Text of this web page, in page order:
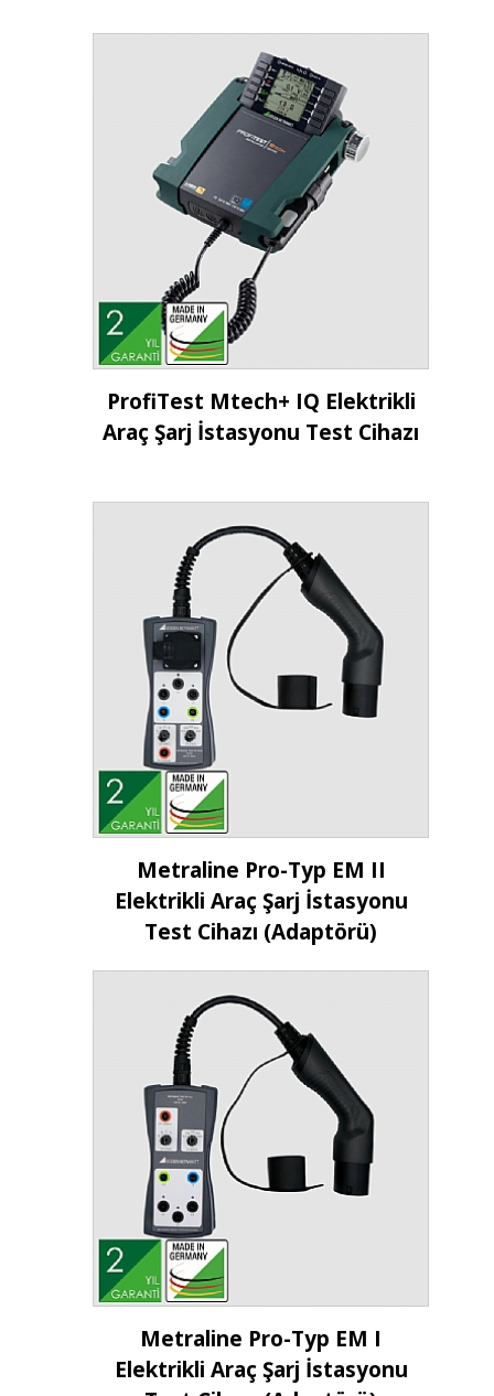
İncele
ProfiTest Mtech+ IQ Elektrikli
Araç Şarj İstasyonu Test Cihazı
İncele
Metraline Pro-Typ EM II
Elektrikli Araç Şarj İstasyonu
Test Cihazı (Adaptörü)
İncele
Metraline Pro-Typ EM I
Elektrikli Araç Şarj İstasyonu